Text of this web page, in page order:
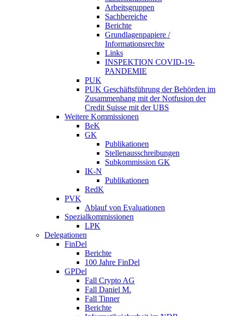
Arbeitsgruppen
Sachbereiche
Berichte
Grundlagenpapiere /
Informationsrechte
Links
INSPEKTION COVID-19-
PANDEMIE
PUK
PUK Geschäftsführung der Behörden im
Zusammenhang mit der Notfusion der
Credit Suisse mit der UBS
Weitere Kommissionen
BeK
GK
Publikationen
Stellenausschreibungen
Subkommission GK
IK-N
Publikationen
RedK
PVK
Ablauf von Evaluationen
Spezialkommissionen
LPK
Delegationen
FinDel
Berichte
100 Jahre FinDel
GPDel
Fall Crypto AG
Fall Daniel M.
Fall Tinner
Berichte